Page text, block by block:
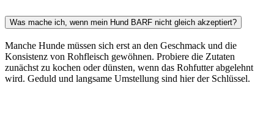
Was mache ich, wenn mein Hund BARF nicht gleich akzeptiert?
Manche Hunde müssen sich erst an den Geschmack und die
Konsistenz von Rohfleisch gewöhnen. Probiere die Zutaten
zunächst zu kochen oder dünsten, wenn das Rohfutter abgelehnt
wird. Geduld und langsame Umstellung sind hier der Schlüssel.